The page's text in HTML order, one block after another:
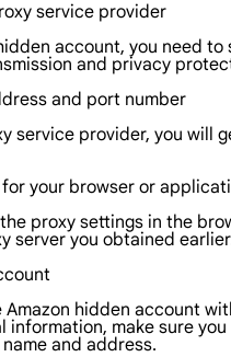
service provider
account, you need
and privacy
and port number
service provider, you will
your browser or
proxy settings in the
server you obtained
hidden account
information, make sure
and address.